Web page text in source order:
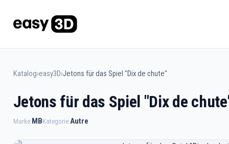
Katalog›easy3D›Jetons für das Spiel "Dix de chute"
Jetons für das Spiel "Dix de
Marke:MBKategorie:Autre